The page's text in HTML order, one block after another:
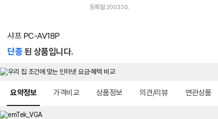
등록월 2003.10.
샤프 PC-AV18P
단종된 상품입니다.
요약정보 가격비교 상품정보 의견/리뷰 연관상품